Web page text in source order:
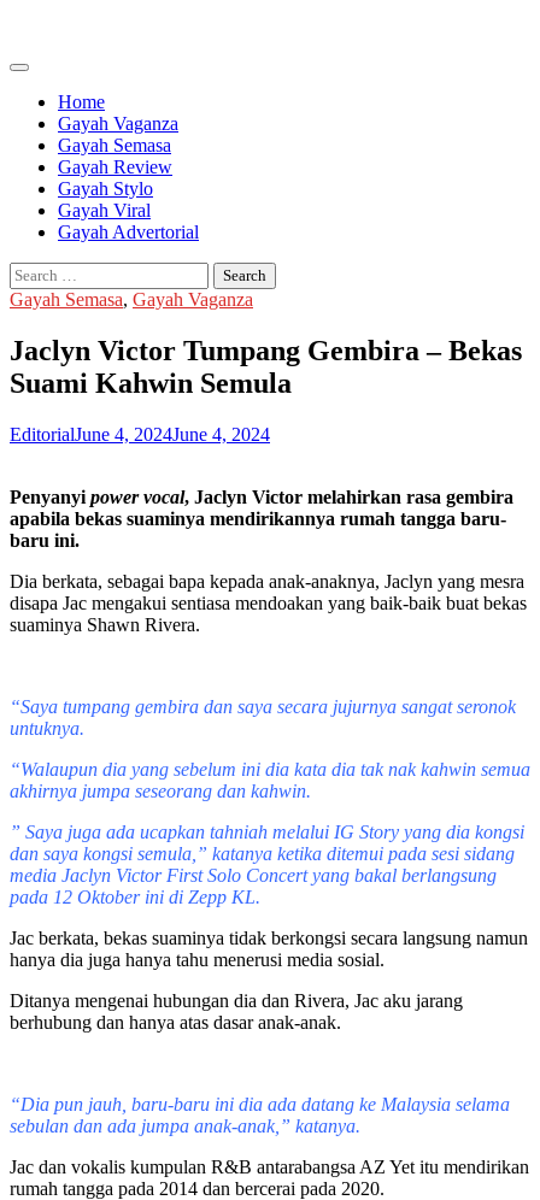
content
Home
Gayah Vaganza
Gayah Semasa
Gayah Review
Gayah Stylo
Gayah Viral
Gayah Advertorial
Search
for:
Gayah Semasa, Gayah Vaganza
Jaclyn Victor Tumpang Gembira – Bekas
Suami Kahwin Semula
EditorialJune 4, 2024June 4, 2024
Penyanyi power vocal, Jaclyn Victor melahirkan rasa gembira
apabila bekas suaminya mendirikannya rumah tangga baru-
baru ini.
Dia berkata, sebagai bapa kepada anak-anaknya, Jaclyn yang mesra
disapa Jac mengakui sentiasa mendoakan yang baik-baik buat bekas
suaminya Shawn Rivera.
“Saya tumpang gembira dan saya secara jujurnya sangat seronok
untuknya.
“Walaupun dia yang sebelum ini dia kata dia tak nak kahwin semua
akhirnya jumpa seseorang dan kahwin.
” Saya juga ada ucapkan tahniah melalui IG Story yang dia kongsi
dan saya kongsi semula,” katanya ketika ditemui pada sesi sidang
media Jaclyn Victor First Solo Concert yang bakal berlangsung
pada 12 Oktober ini di Zepp KL.
Jac berkata, bekas suaminya tidak berkongsi secara langsung namun
hanya dia juga hanya tahu menerusi media sosial.
Ditanya mengenai hubungan dia dan Rivera, Jac aku jarang
berhubung dan hanya atas dasar anak-anak.
“Dia pun jauh, baru-baru ini dia ada datang ke Malaysia selama
sebulan dan ada jumpa anak-anak,” katanya.
Jac dan vokalis kumpulan R&B antarabangsa AZ Yet itu mendirikan
rumah tangga pada 2014 dan bercerai pada 2020.